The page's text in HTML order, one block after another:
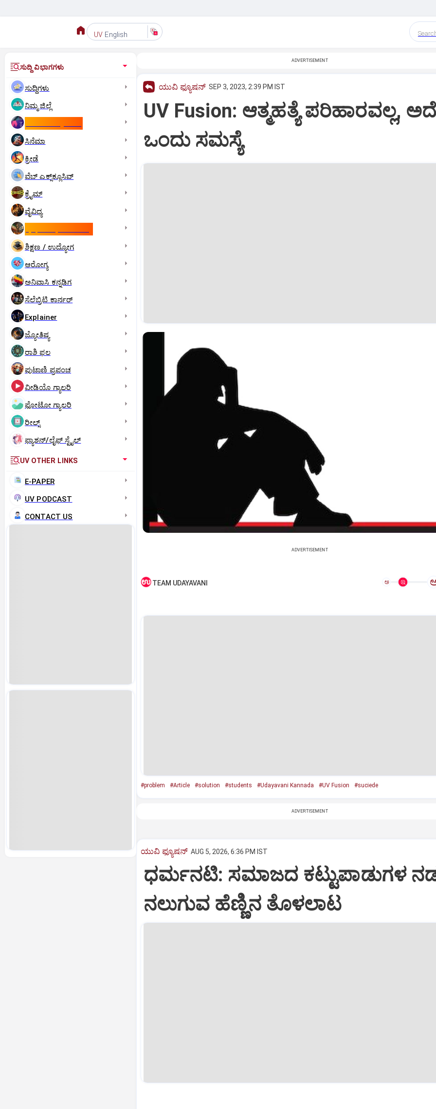
UV English
ಸುದ್ದಿ ವಿಭಾಗಗಳು
ಸುದ್ದಿಗಳು
ನಿಮ್ಮ ಜಿಲ್ಲೆ
ಸಿನೆಮಾ
ಕ್ರೀಡೆ
ವೆಬ್ ಎಕ್ಸ್‌ಕ್ಲೂಸಿವ್
ಕ್ರೈಮ್
ವೈವಿಧ್ಯ
ಶಿಕ್ಷಣ / ಉದ್ಯೋಗ
ಆರೋಗ್ಯ
ಅನಿವಾಸಿ ಕನ್ನಡಿಗ
ಸೆಲೆಬ್ರಿಟಿ ಕಾರ್ನರ್‌
Explainer
ಜ್ಯೋತಿಷ್ಯ
ರಾಶಿ ಫಲ
ಪುಟಾಣಿ ಪ್ರಪಂಚ
ವೀಡಿಯೊ ಗ್ಯಾಲರಿ
ಫೋಟೋ ಗ್ಯಾಲರಿ
ರೀಲ್ಸ್
ಫ್ಯಾಶನ್/ಲೈಫ್‌ ಸ್ಟೈಲ್
UV OTHER LINKS
E-PAPER
UV PODCAST
CONTACT US
ADVERTISEMENT
ಯುವಿ ಫ್ಯೂಷನ್ SEP 3, 2023, 2:39 PM IST
UV Fusion: ಆತ್ಮಹತ್ಯೆ ಪರಿಹಾರವಲ್ಲ,
ಒಂದು ಸಮಸ್ಯೆ
ADVERTISEMENT
TEAM UDAYAVANI ಅ
#problem #Article #solution #students #Udayavani Kannada #UV Fusion #suciede
ADVERTISEMENT
ಯುವಿ ಫ್ಯೂಷನ್ AUG 5, 2026, 6:36 PM IST
ಧರ್ಮನಟಿ: ಸಮಾಜದ ಕಟ್ಟುಪಾಡುಗಳ
ನಲುಗುವ ಹೆಣ್ಣಿನ ತೊಳಲಾಟ